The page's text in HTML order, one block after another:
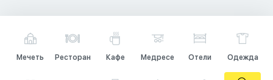
Мечеть Ресторан Кафе Медресе Отели Одежда